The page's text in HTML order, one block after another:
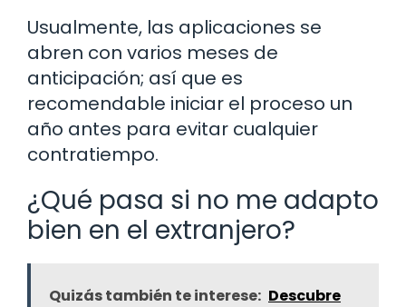
Usualmente, las aplicaciones se
abren con varios meses de
anticipación; así que es
recomendable iniciar el proceso un
año antes para evitar cualquier
contratiempo.
¿Qué pasa si no me adapto
bien en el extranjero?
Quizás también te interese: Descubre